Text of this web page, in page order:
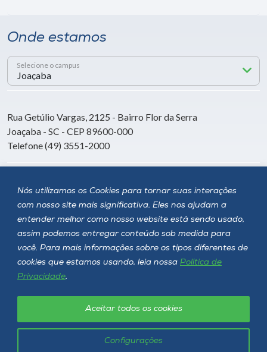
Nós utilizamos os Cookies para tornar suas interações
com nosso site mais significativa. Eles nos ajudam a
entender melhor como nosso website está sendo usado,
assim podemos entregar conteúdo sob medida para
você. Para mais informações sobre os tipos diferentes de
cookies que estamos usando, leia nossa Política de
Privacidade.
Configurações
Aceitar todos os cookies
Onde estamos
Selecione o campus
Rua Getúlio Vargas, 2125 - Bairro Flor da Serra
Joaçaba - SC - CEP 89600-000
Telefone (49) 3551-2000
Siga a Unoesc
Unoesc © 2026 - Todos os direitos reservados
Política de privacidade LGPD